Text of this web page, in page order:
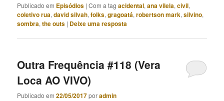
Publicado em Episódios |Com a tagacidental,ana vilela,civil,
coletivo rua,david silvah,folks,gragoatá,robertson mark,silvino,
sombra,the outs | Deixe uma resposta
Outra Frequência #118 (Vera
Loca AO VIVO)
Publicado em22/05/2017poradmin